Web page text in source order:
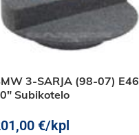
3-SARJA (98-07) E46
Subikotelo
€/kpl